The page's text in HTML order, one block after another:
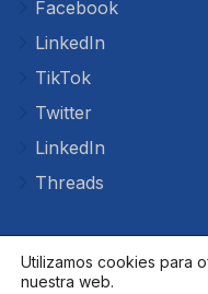
Facebook
LinkedIn
TikTok
Twitter
LinkedIn
Threads
Utilizamos cookies para
nuestra web.